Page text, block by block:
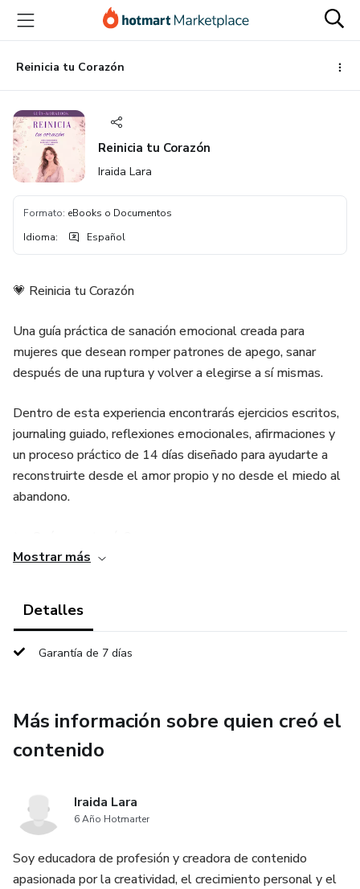
principal
página
de
página
Reinicia tu Corazón
Reinicia tu Corazón
Iraida Lara
Formato: eBooks o Documentos
Idioma: Español
💗 Reinicia tu Corazón
Una guía práctica de sanación emocional creada para
mujeres que desean romper patrones de apego, sanar
después de una ruptura y volver a elegirse a sí mismas.
Dentro de esta experiencia encontrarás ejercicios escritos,
journaling guiado, reflexiones emocionales, afirmaciones y
un proceso práctico de 14 días diseñado para ayudarte a
reconstruirte desde el amor propio y no desde el miedo al
abandono.
💗 Ejercicios de escritura terapéutica
✨ Reflexiones y journaling guiado
💗 Bonos exclusivos de amor propio, autoestima y
manifestación
Este no es solo un ebook.
Mostrar más
Detalles
Garantía de 7 días
Más información sobre quien creó el
contenido
Iraida Lara
6 Año Hotmarter
Soy educadora de profesión y creadora de contenido
apasionada por la creatividad, el crecimiento personal y el